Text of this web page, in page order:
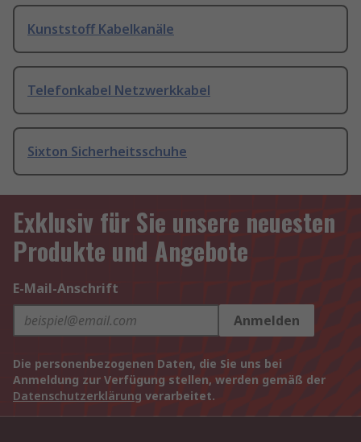
Kunststoff Kabelkanäle
Telefonkabel Netzwerkkabel
Sixton Sicherheitsschuhe
Exklusiv für Sie unsere neuesten
Produkte und Angebote
E-Mail-Anschrift
Anmelden
Die personenbezogenen Daten, die Sie uns bei
Anmeldung zur Verfügung stellen, werden gemäß der
Datenschutzerklärung verarbeitet.